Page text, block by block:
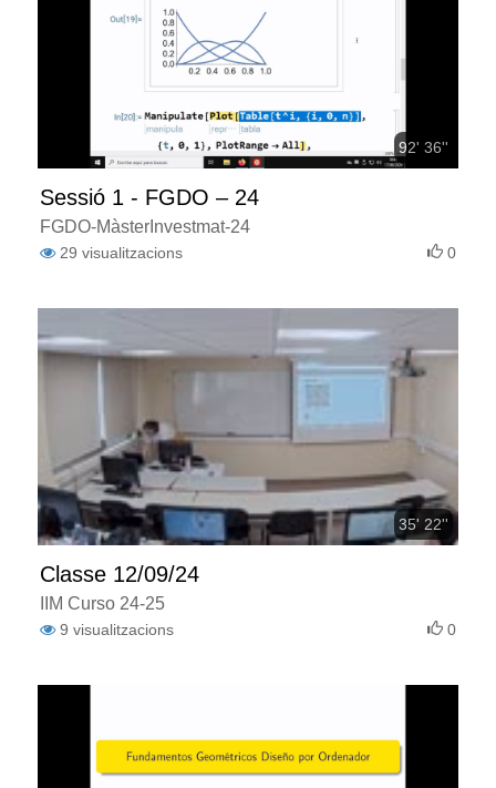
92' 36''
Sessió 1 - FGDO – 24
FGDO-MàsterInvestmat-24
29 visualitzacions 0
35' 22''
Classe 12/09/24
IIM Curso 24-25
9 visualitzacions 0